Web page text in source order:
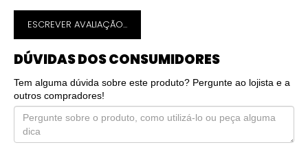
ESCREVER AVALIAÇÃO...
DÚVIDAS DOS CONSUMIDORES
Tem alguma dúvida sobre este produto? Pergunte ao lojista e a
outros compradores!